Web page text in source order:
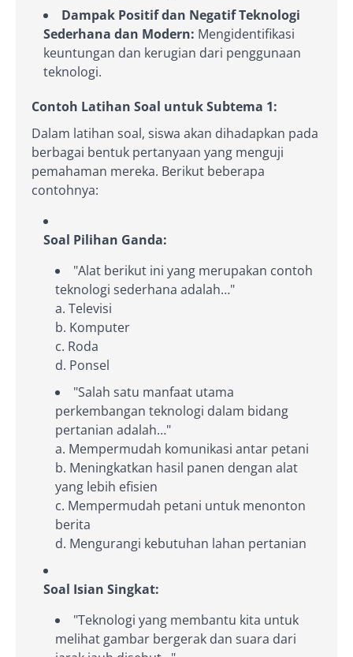
Dampak Positif dan Negatif Teknologi
Sederhana dan Modern: Mengidentifikasi
keuntungan dan kerugian dari penggunaan
teknologi.
Contoh Latihan Soal untuk Subtema 1:
Dalam latihan soal, siswa akan dihadapkan pada
berbagai bentuk pertanyaan yang menguji
pemahaman mereka. Berikut beberapa
contohnya:
Soal Pilihan Ganda:
"Alat berikut ini yang merupakan contoh
teknologi sederhana adalah…"
a. Televisi
b. Komputer
c. Roda
d. Ponsel
"Salah satu manfaat utama
perkembangan teknologi dalam bidang
pertanian adalah…"
a. Mempermudah komunikasi antar petani
b. Meningkatkan hasil panen dengan alat
yang lebih efisien
c. Mempermudah petani untuk menonton
berita
d. Mengurangi kebutuhan lahan pertanian
Soal Isian Singkat:
"Teknologi yang membantu kita untuk
melihat gambar bergerak dan suara dari